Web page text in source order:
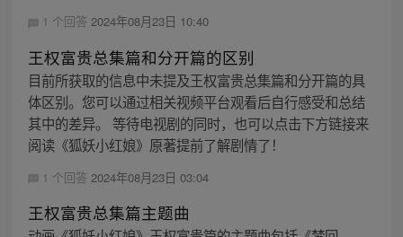
1 个回答 2024年08月23日 10:40
王权富贵总集篇和分开篇的区别
目前所获取的信息中未提及王权富贵总集篇和分开篇的具
体区别。您可以通过相关视频平台观看后自行感受和总结
其中的差异。 等待电视剧的同时，也可以点击下方链接来
阅读《狐妖小红娘》原著提前了解剧情了！
1 个回答 2024年08月23日 03:04
王权富贵总集篇主题曲